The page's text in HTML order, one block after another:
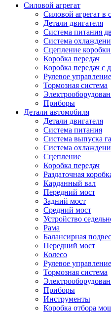
Силовой агрегат
Силовой агрегат в
Детали двигателя
Система питания
Система
Сцепление коробки
Коробка передач
Коробка передач с
Рулевое управление
Тормозная система
Приборы
Детали автомобиля
Детали двигателя
Система питания
Система выпуска
Система
Сцепление
Коробка передач
Раздаточная
Карданный вал
Передний мост
Задний мост
Cредний мост
Устройство
Рама
Балансирная
Передний мост
Колесо
Рулевое управление
Тормозная система
Приборы
Инструменты
Коробка отбора